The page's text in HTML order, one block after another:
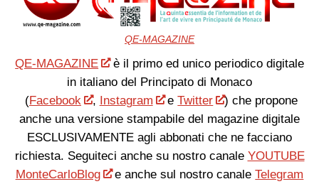
QE-MAGAZINE
QE-MAGAZINE
è il primo ed unico periodico digitale
in italiano del Principato di Monaco
(Facebook , Instagram eTwitter
) che propone
anche una versione stampabile del magazine digitale
ESCLUSIVAMENTE agli abbonati che ne facciano
richiesta. Seguiteci anche su nostro canale YOUTUBE
MonteCarloBlog
e anche sul nostro canaleTelegram